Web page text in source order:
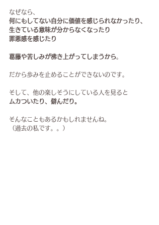
なぜなら、
何にもしてない自分に価値を感じられなかったり、
生きている意味が分からなくなったり
罪悪感を感じたり
葛藤や苦しみが沸き上がってしまうから。
だから歩みを止めることができないのです。
そして、他の楽しそうにしている人を見ると
ムカついたり、僻んだり。
そんなこともあるかもしれませんね。
（過去の私です。。）